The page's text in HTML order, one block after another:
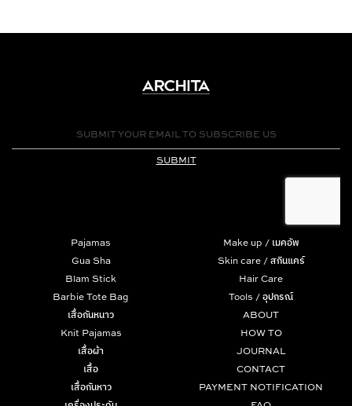
Pajamas
Gua Sha
Blam Stick
Barbie Tote Bag
เสื้อกันหนาว
Knit Pajamas
เสื้อผ้า
เสื้อ
เสื้อกันหาว
Make up / เมคอัพ
Skin care / สกินแคร์
Hair Care
Tools / อุปกรณ์
ABOUT
HOW TO
JOURNAL
CONTACT
PAYMENT NOTIFICATION